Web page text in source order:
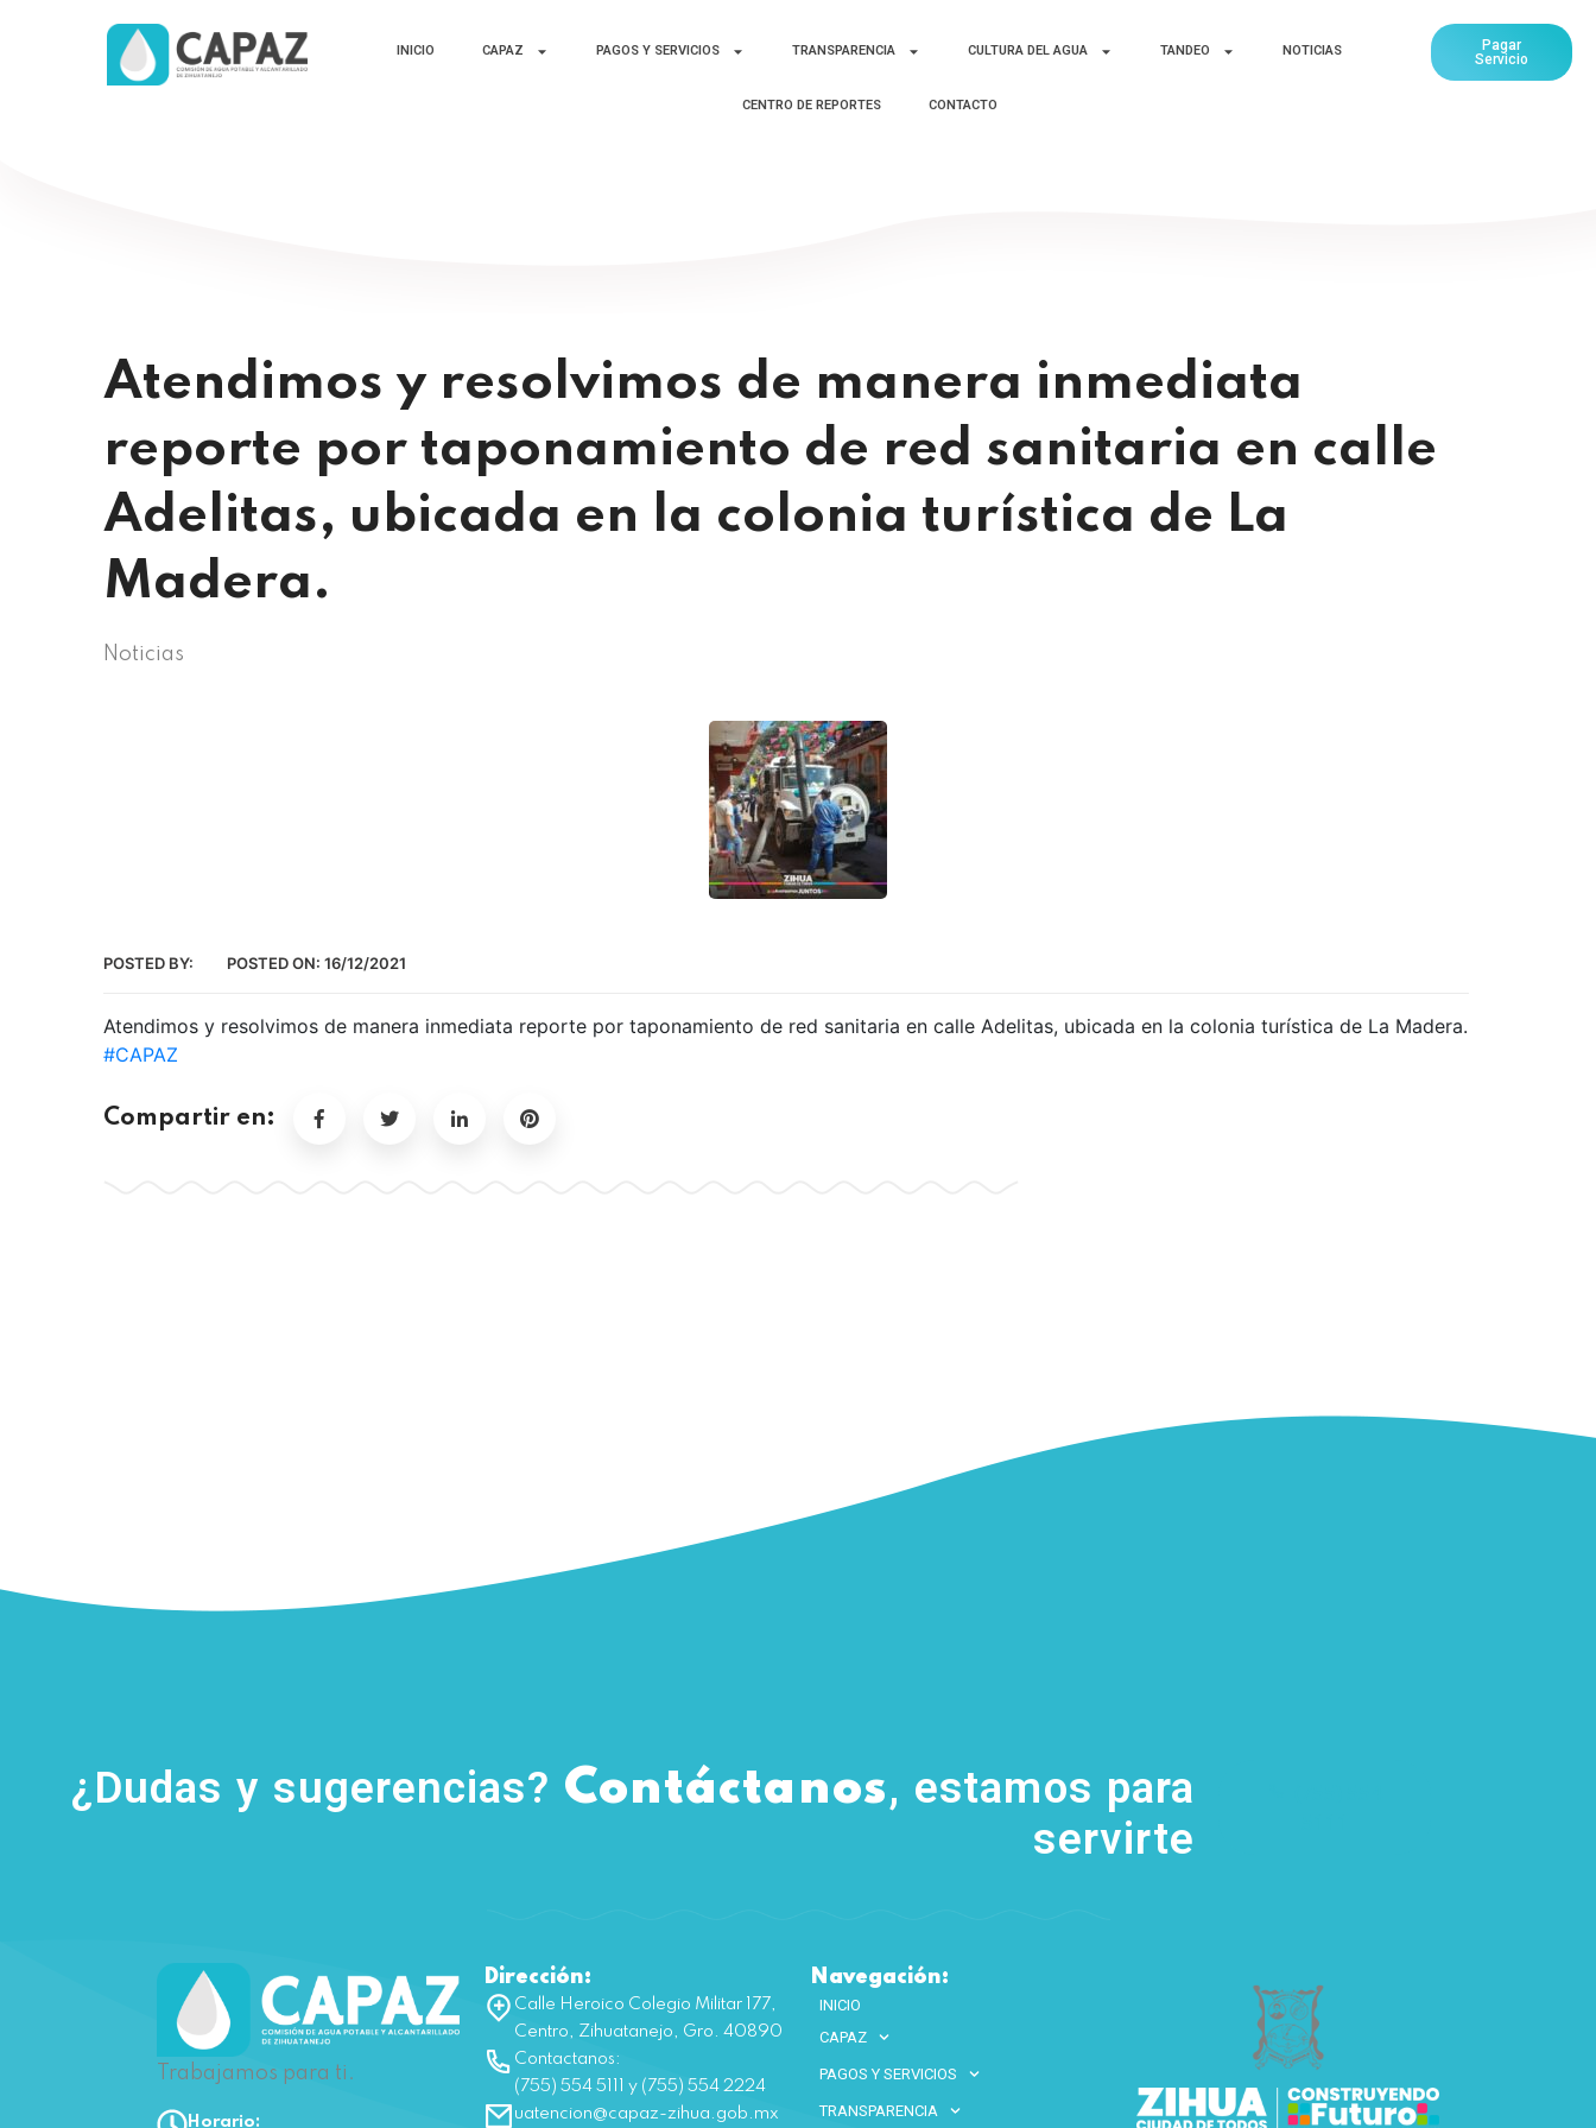
INICIO CAPAZ PAGOS Y SERVICIOS TRANSPARENCIA CULTURA DEL AGUA TANDEO NOTICIAS
CENTRO DE REPORTES CONTACTO
Pagar
Servicio
Atendimos y resolvimos de manera inmediata
reporte por taponamiento de red sanitaria en calle
Adelitas, ubicada en la colonia turística de La
Madera.
Noticias
POSTED BY: POSTED ON: 16/12/2021
Atendimos y resolvimos de manera inmediata reporte por taponamiento de red sanitaria en calle Adelitas, ubicada en la colonia turística de La Madera.
#CAPAZ
Compartir en:
¿Dudas y sugerencias? Contáctanos, estamos para
servirte
Trabajamos para ti.
Horario:
Dirección:
Calle Heroico Colegio Militar 177,
Centro, Zihuatanejo, Gro. 40890
Contactanos:
(755) 554 5111 y (755) 554 2224
uatencion@capaz-zihua.gob.mx
Navegación:
INICIO
CAPAZ
PAGOS Y SERVICIOS
TRANSPARENCIA